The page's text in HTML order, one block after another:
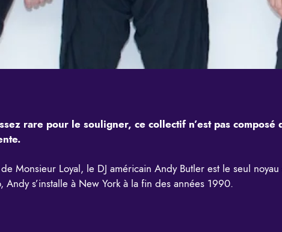
rare pour le souligner, ce collectif n’est pas
Monsieur Loyal, le DJ américain Andy Butler est le seul
Andy s’installe à New York à la fin des années 1990.